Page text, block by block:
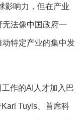
影响力，但在产业
法像中国政府一
特定产业的集中发
作的AI人才加入巴
Tuyls、首席科